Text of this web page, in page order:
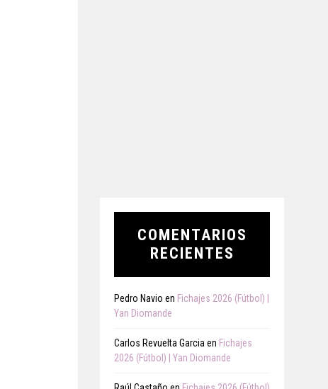
COMENTARIOS
RECIENTES
Pedro Navio en Fichajes 2026 (Fútbol) |
Yan Diomande
Carlos Revuelta Garcia en Fichajes
2026 (Fútbol) | Yan Diomande